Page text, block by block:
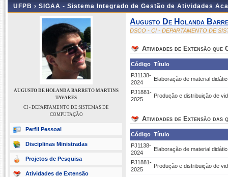
UFPB › SIGAA - Sistema Integrado de Gestão de Atividades
AUGUSTO DE HOLANDA BARRETO MARTINS
TAVARES
CI - DEPARTAMENTO DE SISTEMAS DE
COMPUTAÇÃO
Perfil Pessoal
Disciplinas Ministradas
Projetos de Pesquisa
Atividades de Extensão
Augusto De Holanda
DSCO - CI - DEPARTAMENTO DE
Atividades de Extensão que
Código Título
PJ1138-
2024
Elaboração de material
PJ1881-
2025
Produção e distribuição de
Atividades de Extensão das
Código Título
PJ1138-
2024
Elaboração de material
PJ1881-
2025
Produção e distribuição de